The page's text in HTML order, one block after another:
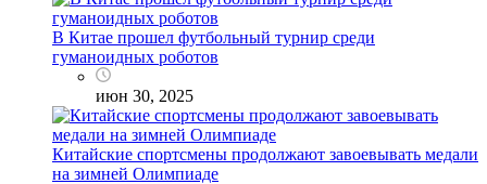
В Китае прошел футбольный турнир среди
гуманоидных роботов
июн 30, 2025
Китайские спортсмены продолжают завоевывать медали
на зимней Олимпиаде